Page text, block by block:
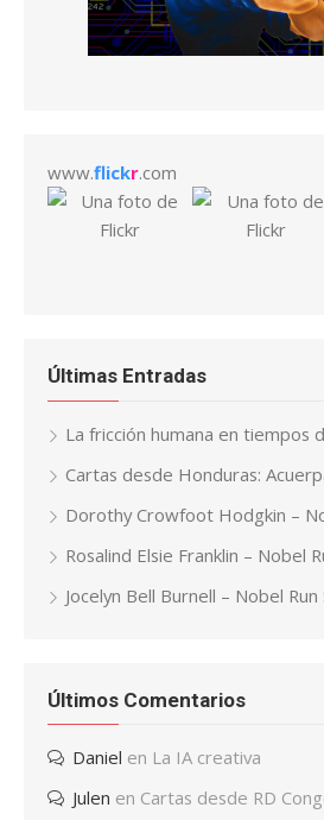
www.flickr.com
Últimas Entradas
La fricción humana en tiempos
Cartas desde Honduras:
Dorothy Crowfoot Hodgkin –
Rosalind Elsie Franklin – Nobel
Jocelyn Bell Burnell – Nobel
Últimos Comentarios
Daniel en La IA creativa
Julen en Cartas desde RD